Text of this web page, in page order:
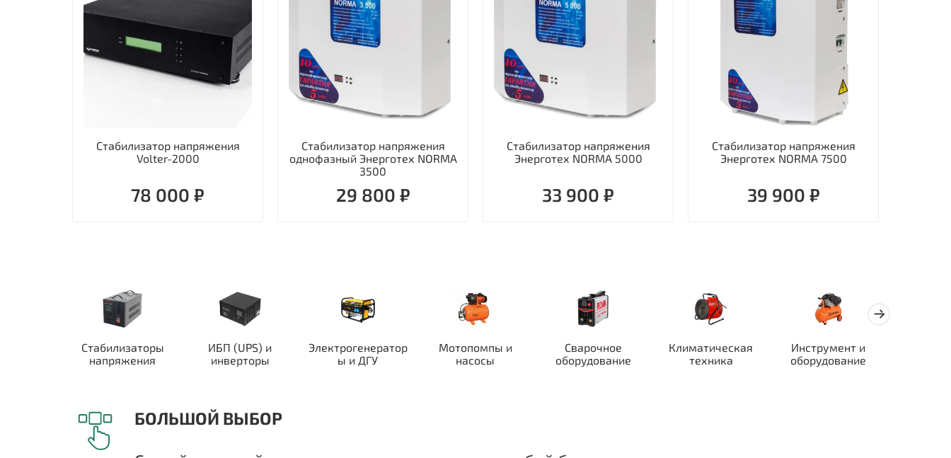
Стабилизатор напряжения
Volter-2000
78 000 ₽
Стабилизатор напряжения
однофазный Энерготех NORMA
3500
29 800 ₽
Стабилизатор напряжения
Энерготех NORMA 5000
33 900 ₽
Стабилизатор напряжения
Энерготех NORMA 7500
39 900 ₽
Стабилизаторы
напряжения
ИБП (UPS) и
инверторы
Электрогенератор
ы и ДГУ
Мотопомпы и
насосы
Сварочное
оборудование
Климатическая
техника
Инструмент и
оборудование
БОЛЬШОЙ ВЫБОР